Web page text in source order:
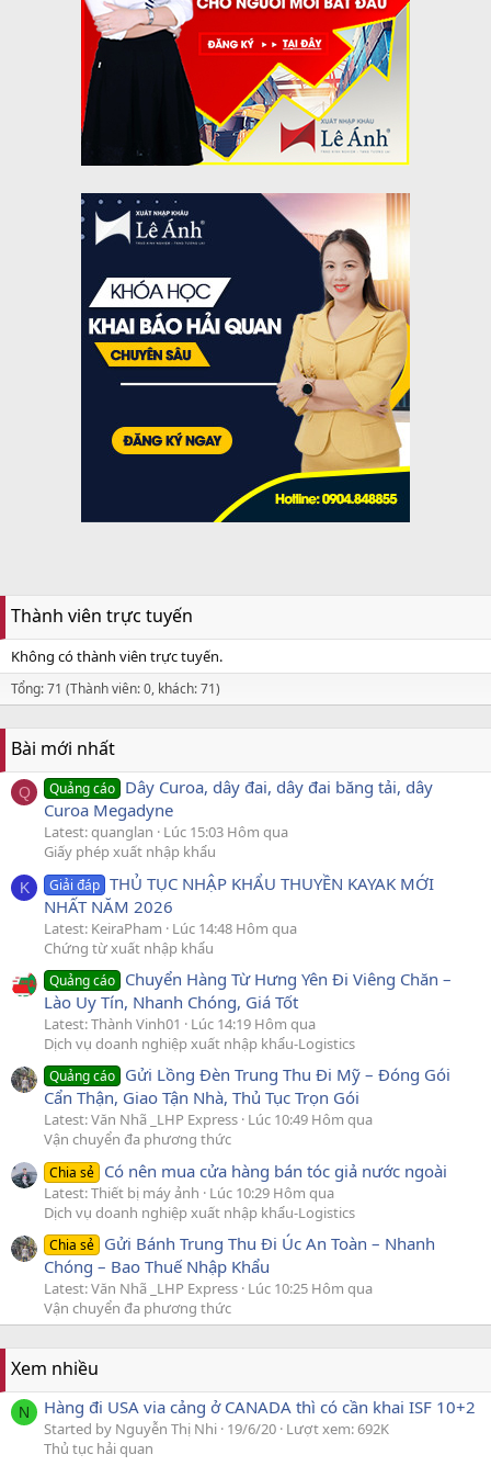
Thành viên trực tuyến
Không có thành viên trực tuyến.
Tổng: 71 (Thành viên: 0, khách: 71)
Bài mới nhất
Q Quảng cáo Dây Curoa, dây đai, dây đai băng tải, dây
Curoa Megadyne
Latest: quanglan
Lúc 15:03 Hôm qua
Giấy phép xuất nhập khẩu
K Giải đáp THỦ TỤC NHẬP KHẨU THUYỀN KAYAK MỚI
NHẤT NĂM 2026
Latest: KeiraPham
Lúc 14:48 Hôm qua
Chứng từ xuất nhập khẩu
Quảng cáo Chuyển Hàng Từ Hưng Yên Đi Viêng Chăn –
Lào Uy Tín, Nhanh Chóng, Giá Tốt
Latest: Thành Vinh01
Lúc 14:19 Hôm qua
Dịch vụ doanh nghiệp xuất nhập khẩu-Logistics
Quảng cáo Gửi Lồng Đèn Trung Thu Đi Mỹ – Đóng Gói
Cẩn Thận, Giao Tận Nhà, Thủ Tục Trọn Gói
Latest: Văn Nhã _LHP Express Lúc 10:49 Hôm qua
Vận chuyển đa phương thức
Chia sẻ Có nên mua cửa hàng bán tóc giả nước ngoài
Latest: Thiết bị máy ảnh
Lúc 10:29 Hôm qua
Dịch vụ doanh nghiệp xuất nhập khẩu-Logistics
Chia sẻ Gửi Bánh Trung Thu Đi Úc An Toàn – Nhanh
Chóng – Bao Thuế Nhập Khẩu
Latest: Văn Nhã _LHP Express Lúc 10:25 Hôm qua
Vận chuyển đa phương thức
Xem nhiều
N Hàng đi USA via cảng ở CANADA thì có cần khai ISF 10+2
Started by Nguyễn Thị Nhi 19/6/20 Lượt xem: 692K
Thủ tục hải quan